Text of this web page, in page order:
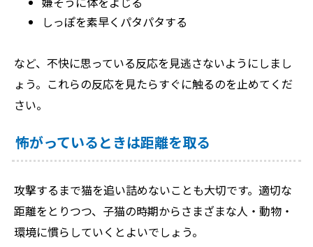
しっぽを素早くパタパタする
など、不快に思っている反応を見逃さないようにしまし
ょう。これらの反応を見たらすぐに触るのを止めてくだ
さい。
怖がっているときは距離を取る
攻撃するまで猫を追い詰めないことも大切です。適切な
距離をとりつつ、子猫の時期からさまざまな人・動物・
環境に慣らしていくとよいでしょう。